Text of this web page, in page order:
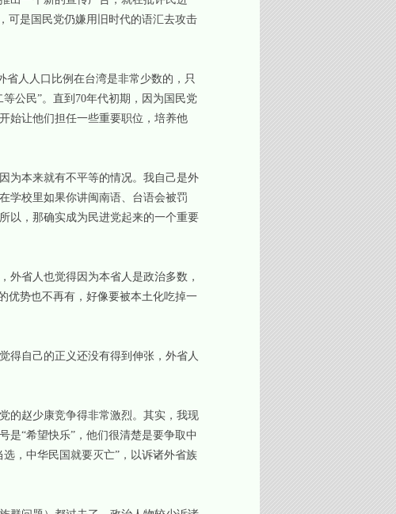
可是国民党仍嫌用旧时代的语汇去攻击
人人口比例在台湾是非常少数的，只
公民”。直到70年代初期，因为国民党
始让他们担任一些重要职位，培养他
本来就有不平等的情况。我自己是外
学校里如果你讲闽南语、台语会被罚
以，那确实成为民进党起来的一个重要
省人也觉得因为本省人是政治多数，
优势也不再有，好像要被本土化吃掉一
自己的正义还没有得到伸张，外省人
赵少康竞争得非常激烈。其实，我现
是“希望快乐”，他们很清楚是要争取中
，中华民国就要灭亡”，以诉诸外省族